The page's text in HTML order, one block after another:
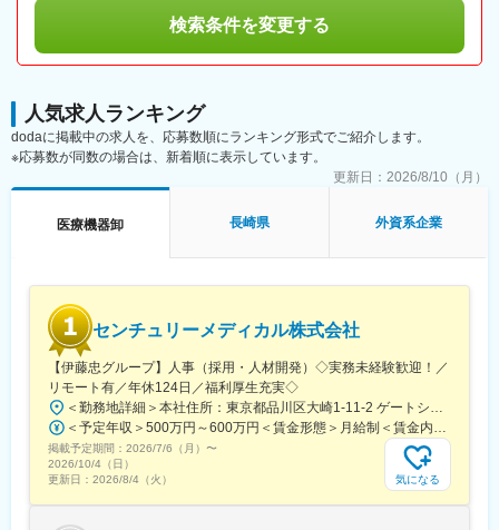
検索条件を変更する
人気求人ランキング
dodaに掲載中の求人を、応募数順にランキング形式でご紹介します。
※応募数が同数の場合は、新着順に表示しています。
更新日： 2026/8/10（月）
医療機器卸 長崎県 外資系企業
センチュリーメディカル株式会社
【伊藤忠グループ】人事（採用・人材開発）◇実務未経験歓迎！／
リモート有／年休124日／福利厚生充実◇
＜勤務地詳細＞本社住所：東京都品川区大崎1-11-2 ゲートシティ大崎イーストタワー22Ｆ勤務地最寄駅：JR山手線／大崎駅受動喫煙対策：屋内全面禁煙変更の範囲：会社の定める事業所（リモートワーク含む）
＜予定年収＞500万円～600万円＜賃金形態＞月給制＜賃金内訳＞月額（基本給）：300,000円～350,000円＜月給＞300,000円～350,000円＜昇給有無＞有＜残業手当＞有＜給与補足＞上記年収は、あくまで目安であり、前職・経験を考慮し検討させて頂きます。■昇給：あり■賞与：あり※会社業績と個人業績に応じて算定されます。賃金はあくまでも目安の金額であり、選考を通じて上下する可能性があります。月給(月額)は固定手当を含めた表記です。
掲載予定期間： 2026/7/6（月） 〜
2026/10/4（日）
更新日： 2026/8/4（火） 気になる